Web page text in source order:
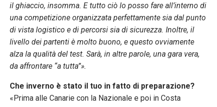
il ghiaccio, insomma. E tutto ciò lo posso fare all’interno di
una competizione organizzata perfettamente sia dal punto
di vista logistico e di percorsi sia di sicurezza. Inoltre, il
livello dei partenti è molto buono, e questo ovviamente
alza la qualità del test. Sarà, in altre parole, una gara vera,
da affrontare “a tutta”».
Che inverno è stato il tuo in fatto di preparazione?
«Prima alle Canarie con la Nazionale e poi in Costa